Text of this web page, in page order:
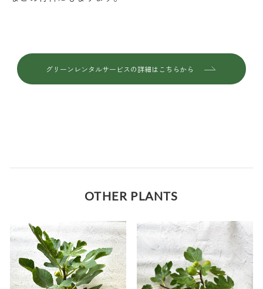
グリーンレンタルサービスの詳細はこちらから
OTHER PLANTS